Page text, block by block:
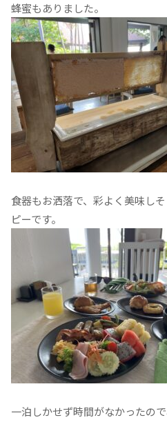
蜂蜜もありました。
食器もお洒落で、彩よく美味し
ピーです。
一泊しかせず時間がなかったの